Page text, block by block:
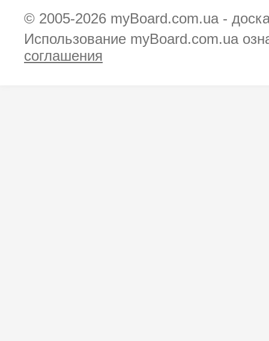
© 2005-2026 myBoard.com.ua -
Использование myBoard.com.ua
соглашения